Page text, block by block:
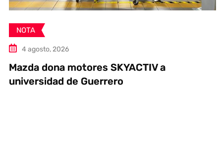
NOTA
4 agosto, 2026
Mazda dona motores SKYACTIV a
universidad de Guerrero